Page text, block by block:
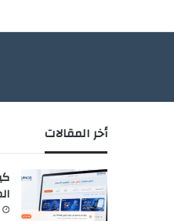
أخر المقالات